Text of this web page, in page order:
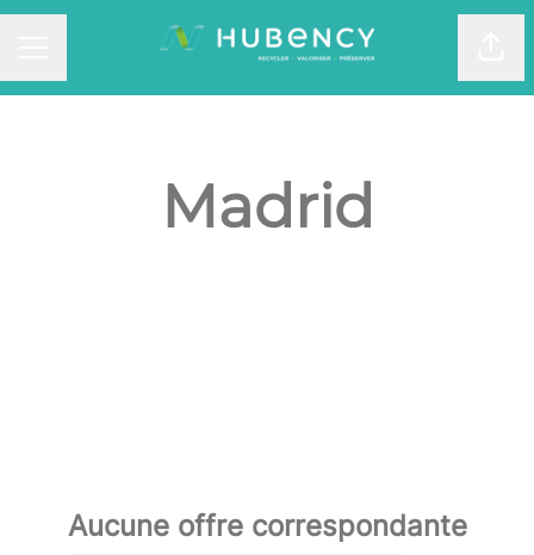
Madrid
Aucune offre correspondante